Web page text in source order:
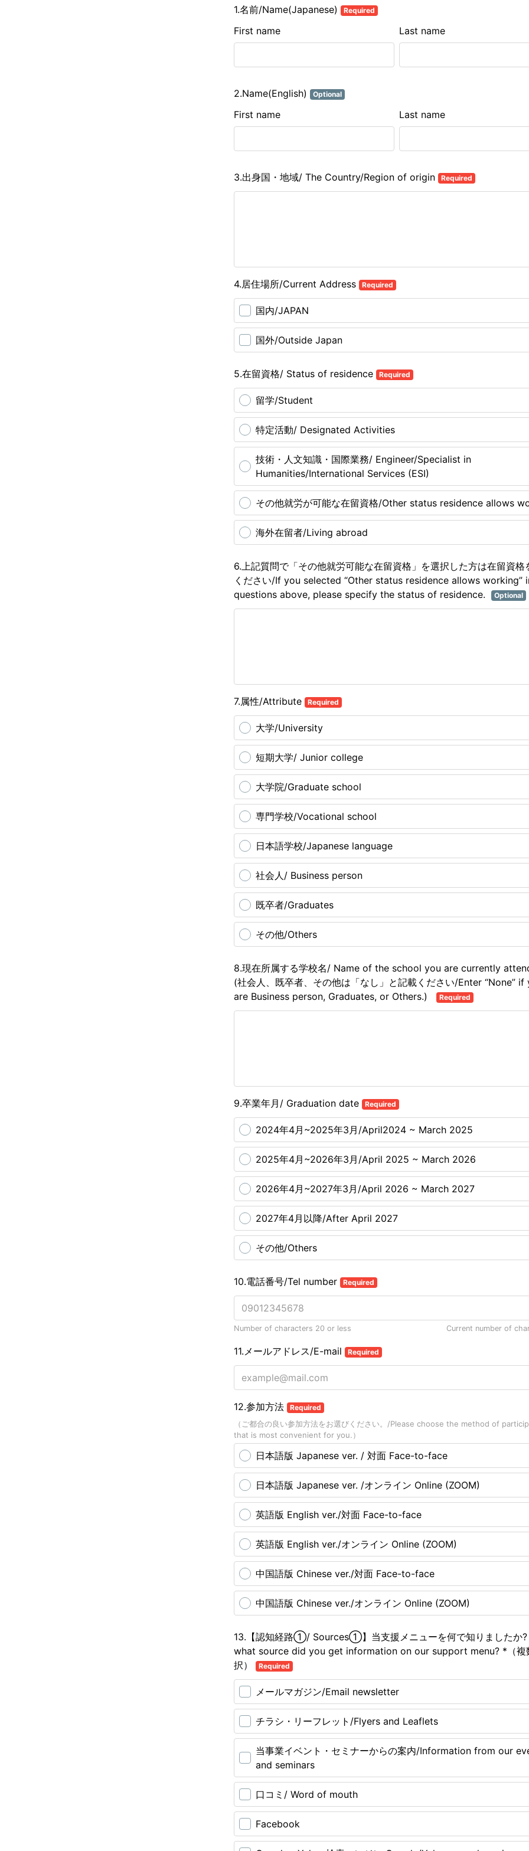
1.名前/Name(Japanese) Required
Last name
First name
2.Name(English) Optional
Last name
First name
3.出身国・地域/ The Country/Region of origin Required
4.居住場所/Current Address Required
国内/JAPAN
国外/Outside Japan
5.在留資格/ Status of residence Required
留学/Student
特定活動/ Designated Activities
技術・人文知識・国際業務/ Engineer/Specialist in
Humanities/International Services (ESI)
その他就労が可能な在留資格/Other status residence allows
海外在留者/Living abroad
6.上記質問で「その他就労可能な在留資格」を選択した方は在留資格
ください/If you selected “Other status residence allows working”
questions above, please specify the status of residence.
Optional
7.属性/Attribute Required
大学/University
短期大学/ Junior college
大学院/Graduate school
専門学校/Vocational school
日本語学校/Japanese language
社会人/ Business person
既卒者/Graduates
その他/Others
8.現在所属する学校名/ Name of the school you are currently
(社会人、既卒者、その他は「なし」と記載ください/Enter “None” if
are Business person, Graduates, or Others.)
Required
9.卒業年月/ Graduation date Required
2024年4月~2025年3月/April2024 ~ March 2025
2025年4月~2026年3月/April 2025 ~ March 2026
2026年4月~2027年3月/April 2026 ~ March 2027
2027年4月以降/After April 2027
その他/Others
10.電話番号/Tel number Required
Number of characters 20 or less Current number of
11.メールアドレス/E-mail Required
12.参加方法 Required
（ご都合の良い参加方法をお選びください。/Please choose the method of
that is most convenient for you.）
日本語版 Japanese ver. / 対面 Face-to-face
日本語版 Japanese ver. /オンライン Online (ZOOM)
英語版 English ver./対面 Face-to-face
英語版 English ver./オンライン Online (ZOOM)
中国語版 Chinese ver./対面 Face-to-face
中国語版 Chinese ver./オンライン Online (ZOOM)
13.【認知経路①/ Sources①】当支援メニューを何で知りましたか
what source did you get information on our support menu? *（複
択）
Required
メールマガジン/Email newsletter
チラシ・リーフレット/Flyers and Leaflets
当事業イベント・セミナーからの案内/Information from our
and seminars
口コミ/ Word of mouth
Facebook